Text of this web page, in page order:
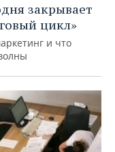
закрывает
цикл»
и что